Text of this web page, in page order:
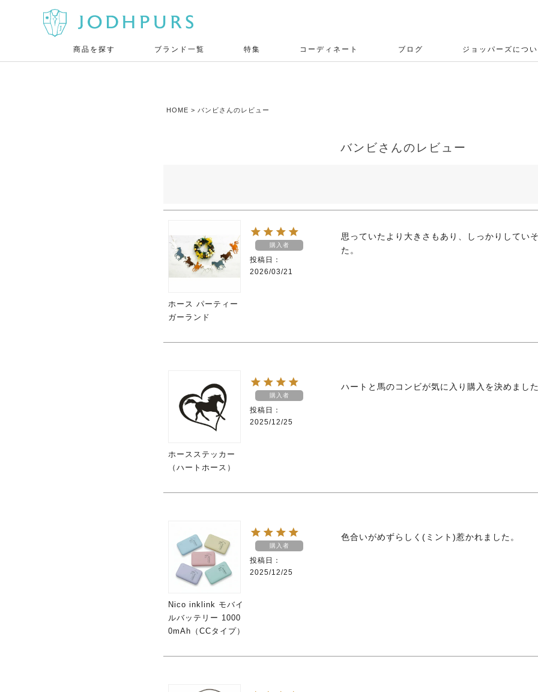
商品を探す ブランド一覧 特集 コーディネート ブログ ジョッパーズにつ
HOME バンビさんのレビュー
バンビさんのレビュー
ホース パーティー
ガーランド
購入者
投稿日
2026/03/21
思っていたより大きさもあり、しっかりしてい
た。
ホースステッカー
（ハートホース）
購入者
投稿日
2025/12/25
ハートと馬のコンビが気に入り購入を決めまし
Nico inklink モバイ
ルバッテリー 1000
0mAh（CCタイプ）
購入者
投稿日
2025/12/25
色合いがめずらしく(ミント)惹かれました。